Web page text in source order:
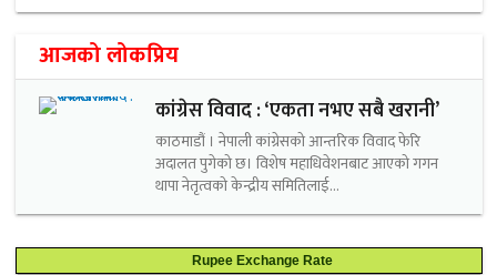
आजको लोकप्रिय
कांग्रेस विवाद : ‘एकता नभए सबै खरानी’
काठमाडौं । नेपाली कांग्रेसको आन्तरिक विवाद फेरि
अदालत पुगेको छ। विशेष महाधिवेशनबाट आएको गगन
थापा नेतृत्वको केन्द्रीय समितिलाई...
Rupee Exchange Rate